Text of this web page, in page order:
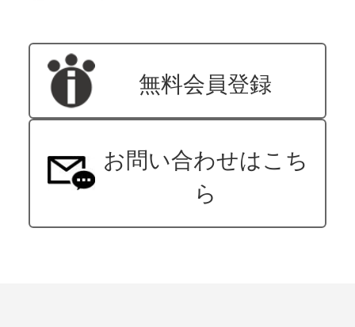
無料会員登録
お問い合わせはこち
ら